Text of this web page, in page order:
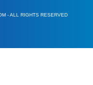
- ALL RIGHTS RESERVED